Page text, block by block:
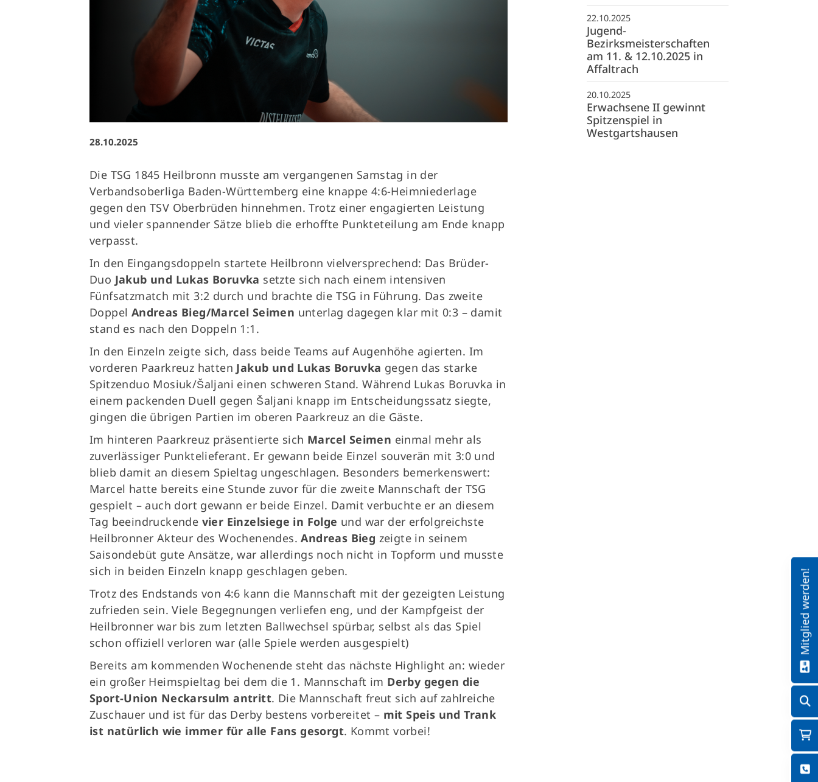
28.10.2025
Die TSG 1845 Heilbronn musste am vergangenen Samstag in der
Verbandsoberliga Baden-Württemberg eine knappe 4:6-Heimniederlage
gegen den TSV Oberbrüden hinnehmen. Trotz einer engagierten Leistung
und vieler spannender Sätze blieb die erhoffte Punkteteilung am Ende knapp
verpasst.
In den Eingangsdoppeln startete Heilbronn vielversprechend: Das Brüder-
Duo Jakub und Lukas Boruvka setzte sich nach einem intensiven
Fünfsatzmatch mit 3:2 durch und brachte die TSG in Führung. Das zweite
Doppel Andreas Bieg/Marcel Seimen unterlag dagegen klar mit 0:3 – damit
stand es nach den Doppeln 1:1.
In den Einzeln zeigte sich, dass beide Teams auf Augenhöhe agierten. Im
vorderen Paarkreuz hatten Jakub und Lukas Boruvka gegen das starke
Spitzenduo Mosiuk/Šaljani einen schweren Stand. Während Lukas Boruvka in
einem packenden Duell gegen Šaljani knapp im Entscheidungssatz siegte,
gingen die übrigen Partien im oberen Paarkreuz an die Gäste.
Im hinteren Paarkreuz präsentierte sich Marcel Seimen einmal mehr als
zuverlässiger Punktelieferant. Er gewann beide Einzel souverän mit 3:0 und
blieb damit an diesem Spieltag ungeschlagen. Besonders bemerkenswert:
Marcel hatte bereits eine Stunde zuvor für die zweite Mannschaft der TSG
gespielt – auch dort gewann er beide Einzel. Damit verbuchte er an diesem
Tag beeindruckende vier Einzelsiege in Folge und war der erfolgreichste
Heilbronner Akteur des Wochenendes.Andreas Bieg zeigte in seinem
Saisondebüt gute Ansätze, war allerdings noch nicht in Topform und musste
sich in beiden Einzeln knapp geschlagen geben.
Trotz des Endstands von 4:6 kann die Mannschaft mit der gezeigten Leistung
zufrieden sein. Viele Begegnungen verliefen eng, und der Kampfgeist der
Heilbronner war bis zum letzten Ballwechsel spürbar, selbst als das Spiel
schon offiziell verloren war (alle Spiele werden ausgespielt)
Bereits am kommenden Wochenende steht das nächste Highlight an: wieder
ein großer Heimspieltag bei dem die 1. Mannschaft im Derby gegen die
Sport-Union Neckarsulm antritt. Die Mannschaft freut sich auf zahlreiche
Zuschauer und ist für das Derby bestens vorbereitet – mit Speis und Trank
ist natürlich wie immer für alle Fans gesorgt. Kommt vorbei!
22.10.2025
Jugend-
Bezirksmeisterschaften
am 11. & 12.10.2025 in
Affaltrach
20.10.2025
Erwachsene II gewinnt
Spitzenspiel in
Westgartshausen
Mitglied werden!
Sportangebote finden
Unser Sportangebot
Ausfälle und Vertretungen
Deutsches Sportabzeichen
Mitglieder-Service
Alles zur Mitgliedschaft
Downloads
Fragen & Antworten
Geschäftsstelle
TSG 1845 Heilbronn e. V.
Hofwiesenstraße 40
74081 Heilbronn
07131 507075
info@tsg-heilbronn.de